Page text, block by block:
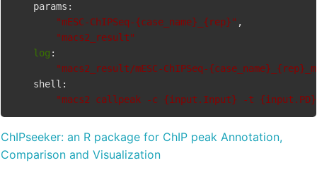
    params:
"mESC-ChIPSeq-{case_name}_{rep}" ,
"macs2_result"
log :
"macs2_result/mESC-ChIPSeq-
    shell:
"macs2 callpeak -c {input.Input} -t
ChIPseeker: an R package for ChIP peak Annotation,
Comparison and Visualization